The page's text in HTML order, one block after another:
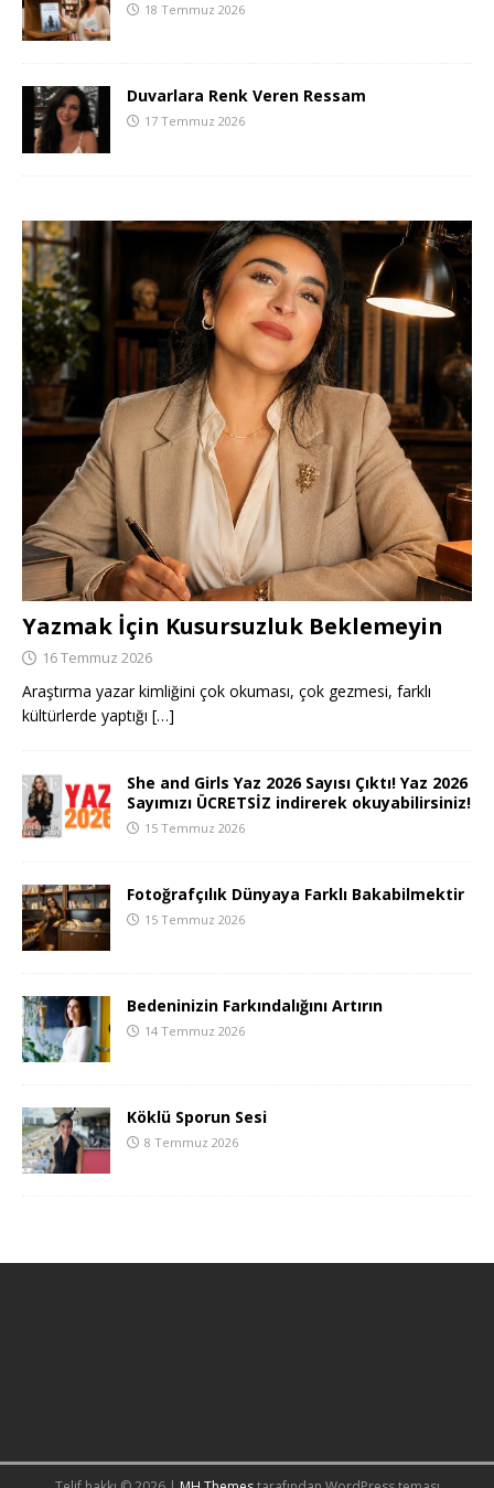
18 Temmuz 2026
Duvarlara Renk Veren Ressam
17 Temmuz 2026
Yazmak İçin Kusursuzluk Beklemeyin
16 Temmuz 2026
Araştırma yazar kimliğini çok okuması, çok gezmesi, farklı
kültürlerde yaptığı […]
She and Girls Yaz 2026 Sayısı Çıktı! Yaz 2026
Sayımızı ÜCRETSİZ indirerek okuyabilirsiniz!
15 Temmuz 2026
Fotoğrafçılık Dünyaya Farklı Bakabilmektir
15 Temmuz 2026
Bedeninizin Farkındalığını Artırın
14 Temmuz 2026
Köklü Sporun Sesi
8 Temmuz 2026